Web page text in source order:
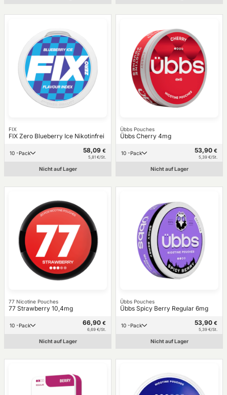
FIX
FIX Zero Blueberry Ice Nikotinfrei
10 -Pack 58,09 €
5,81 €/St.
Nicht auf Lager
Übbs Pouches
Übbs Cherry 4mg
10 -Pack 53,90 €
5,39 €/St.
Nicht auf Lager
77 Nicotine Pouches
77 Strawberry 10,4mg
10 -Pack 66,90 €
6,69 €/St.
Nicht auf Lager
Übbs Pouches
Übbs Spicy Berry Regular 6mg
10 -Pack 53,90 €
5,39 €/St.
Nicht auf Lager